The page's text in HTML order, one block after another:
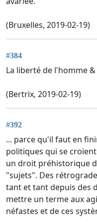
(Bruxelles, 2019-02-19)
#384
La liberté de l'homme
(Bertrix, 2019-02-19)
#392
... parce qu'il faut en
politiques qui se
un droit préhistorique
"sujets". Des
tant et tant depuis des
mettre un terme aux
néfastes et de ces